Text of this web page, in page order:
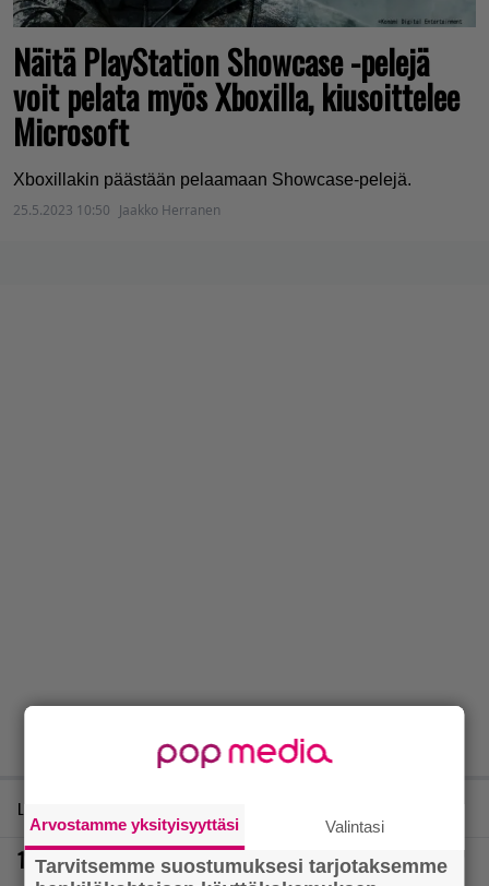
Näitä PlayStation Showcase -pelejä
voit pelata myös Xboxilla, kiusoittelee
Microsoft
Xboxillakin päästään pelaamaan Showcase-pelejä.
25.5.2023 10:50 Jaakko Herranen
LUETUIMMAT JUTUT
Loistopeli Steamistä maksutta – mutta pidä kiirettä
Arvostamme yksityisyyttäsi Valintasi
Tarvitsemme suostumuksesi tarjotaksemme